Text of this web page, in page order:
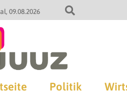
09.08.2026
Politik